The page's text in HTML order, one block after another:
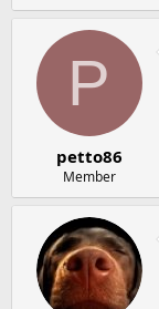
P
petto86
Member